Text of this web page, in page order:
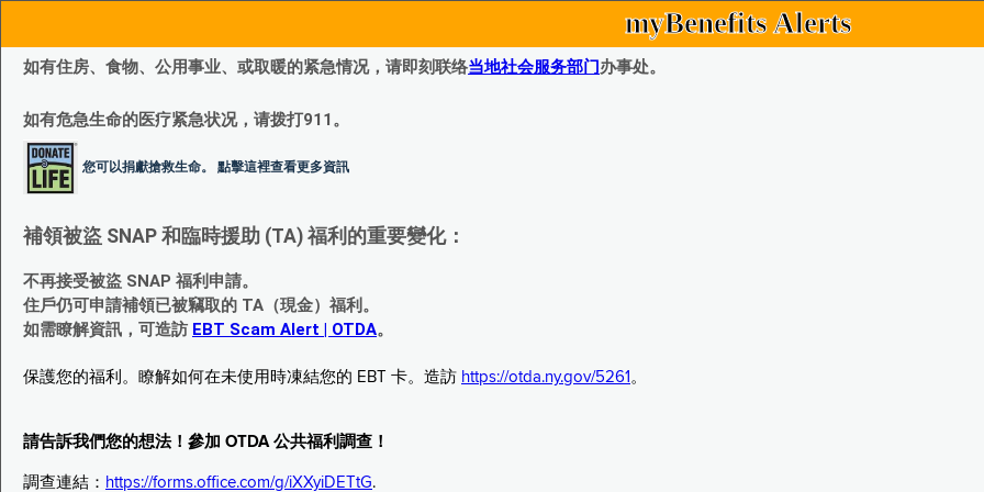
myBenefits Alerts
如有住房、食物、公用事业、或取暖的紧急情况，请即刻联络当地社会服务部门办事处。
如有危急生命的医疗紧急状况，请拨打911。
您可以捐獻搶救生命。 點擊這裡查看更多資訊
補領被盜 SNAP 和臨時援助 (TA) 福利的重要變化：
不再接受被盜 SNAP 福利申請。
住戶仍可申請補領已被竊取的 TA（現金）福利。
如需瞭解資訊，可造訪 EBT Scam Alert | OTDA。
保護您的福利。瞭解如何在未使用時凍結您的 EBT 卡。造訪 https://otda.ny.gov/5261 。
請告訴我們您的想法！參加 OTDA 公共福利調查！
調查連結： https://forms.office.com/g/iXXyiDETtG.